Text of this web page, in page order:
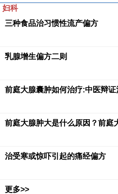
妇科
三种食品治习惯性流产偏方
乳腺增生偏方二则
前庭大腺囊肿如何治疗:中医辩证
前庭大腺肿大是什么原因？前庭
治受寒或惊吓引起的痛经偏方
更多>>